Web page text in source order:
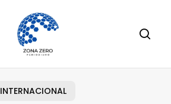
INTERNACIONAL